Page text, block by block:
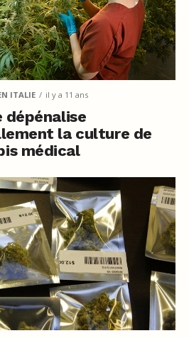
ITALIE il y a 11 ans
dépénalise
la culture de
médical